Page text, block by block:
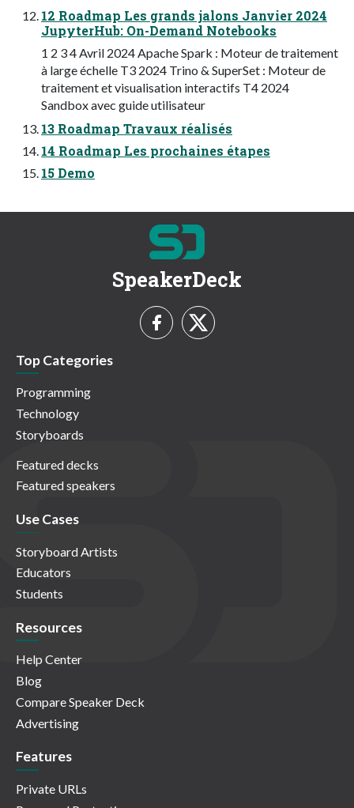
12 Roadmap Les grands jalons Janvier 2024
JupyterHub: On-Demand Notebooks
1 2 3 4 Avril 2024 Apache Spark : Moteur de traitement
à large échelle T3 2024 Trino & SuperSet : Moteur de
traitement et visualisation interactifs T4 2024
Sandbox avec guide utilisateur
13 Roadmap Travaux réalisés
14 Roadmap Les prochaines étapes
15 Demo
SpeakerDeck
Top Categories
Programming
Technology
Storyboards
Featured decks
Featured speakers
Use Cases
Storyboard Artists
Educators
Students
Resources
Help Center
Blog
Compare Speaker Deck
Advertising
Features
Private URLs